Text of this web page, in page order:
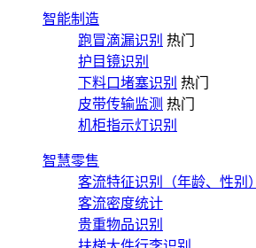
智能制造
跑冒滴漏识别 热门
护目镜识别
下料口堵塞识别 热门
皮带传输监测 热门
机柜指示灯识别
智慧零售
客流特征识别（年龄、性别）
客流密度统计
贵重物品识别